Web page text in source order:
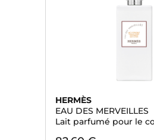
HERMÈS
EAU DES MERVEILLES
Lait parfumé pour le